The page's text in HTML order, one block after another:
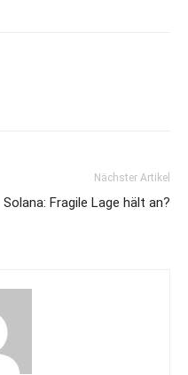
Nächster Artikel
Solana: Fragile Lage hält an?